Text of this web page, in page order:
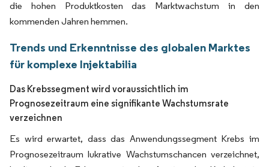
die hohen Produktkosten das Marktwachstum in den
kommenden Jahren hemmen.
Trends und Erkenntnisse des globalen Marktes
für komplexe Injektabilia
Das Krebssegment wird voraussichtlich im
Prognosezeitraum eine signifikante Wachstumsrate
verzeichnen
Es wird erwartet, dass das Anwendungssegment Krebs im
Prognosezeitraum lukrative Wachstumschancen verzeichnet,